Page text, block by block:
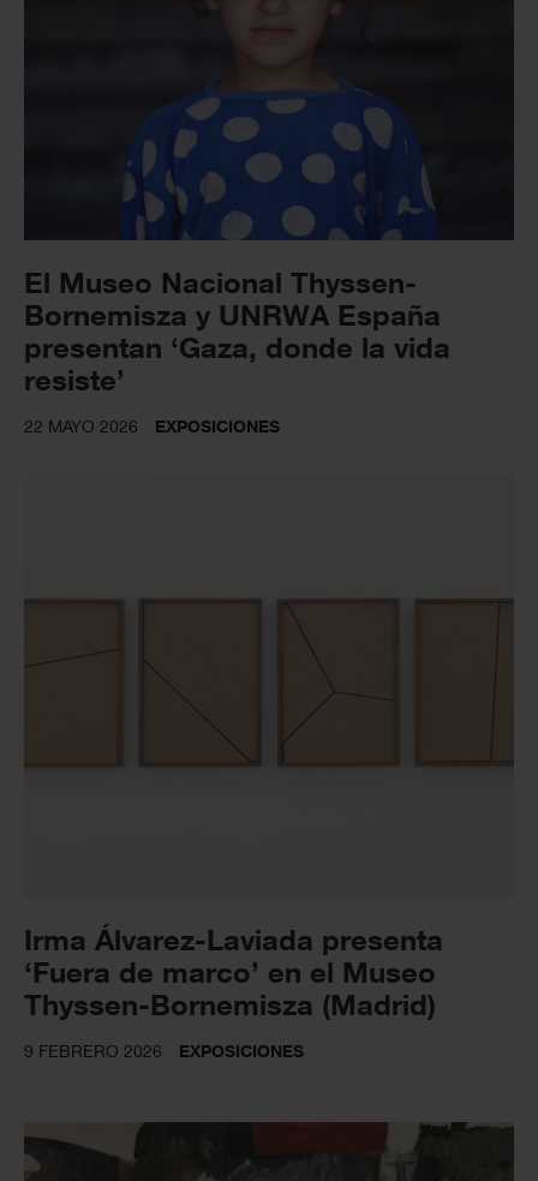
El Museo Nacional Thyssen-
Bornemisza y UNRWA España
presentan ‘Gaza, donde la vida
resiste’
22 MAYO 2026 EXPOSICIONES
Irma Álvarez-Laviada presenta
‘Fuera de marco’ en el Museo
Thyssen-Bornemisza (Madrid)
9 FEBRERO 2026 EXPOSICIONES